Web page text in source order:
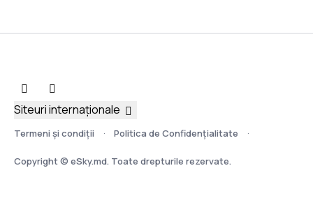
Termeni şi condiţii Politica de Confidențialitate
Copyright © eSky.md. Toate drepturile rezervate.
Siteuri internaționale